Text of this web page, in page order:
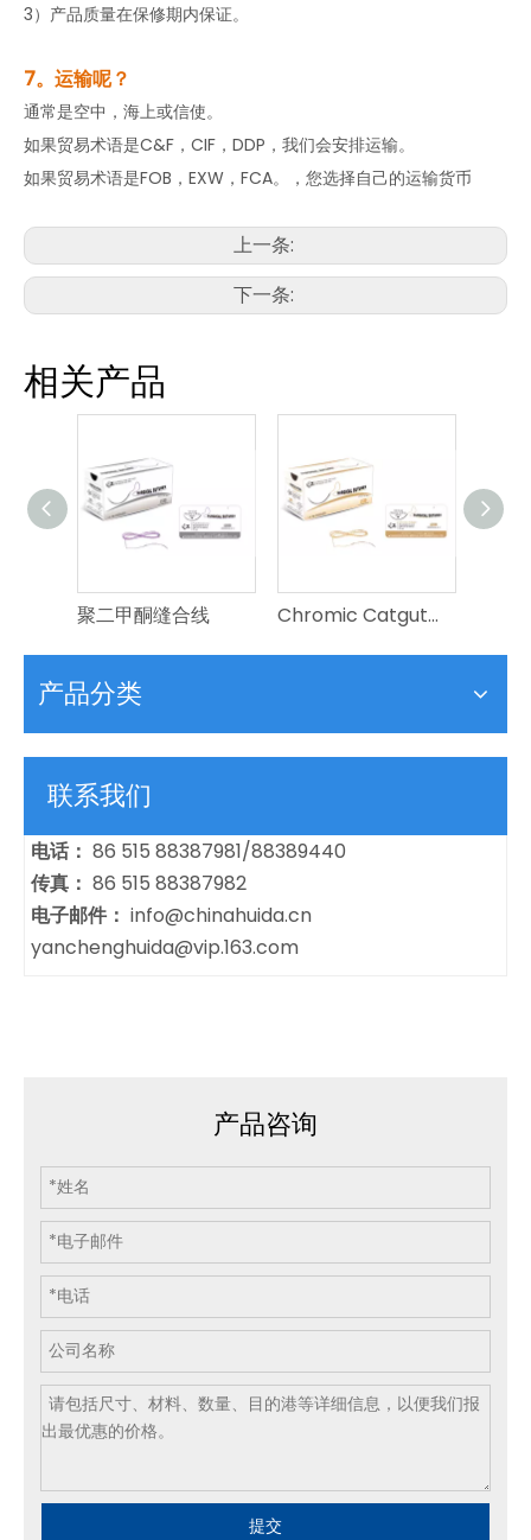
3）产品质量在保修期内保证。
7。运输呢？
通常是空中，海上或信使。
如果贸易术语是C&F，CIF，DDP，我们会安排运输。
如果贸易术语是FOB，EXW，FCA。，您选择自己的运输货币
上一条:
下一条:
相关产品
聚二甲酮缝合线 Chromic Catgut缝合线
产品分类
联系我们
电话： 86 515 88387981/88389440
传真： 86 515 88387982
电子邮件： info@chinahuida.cn
yanchenghuida@vip.163.com
产品咨询
提交